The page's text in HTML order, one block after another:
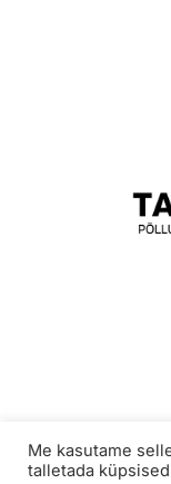
Me kasutame
talletada